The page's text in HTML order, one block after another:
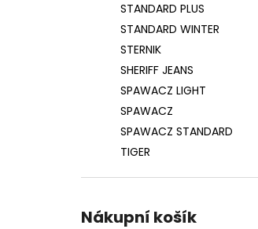
STANDARD PLUS
STANDARD WINTER
STERNIK
SHERIFF JEANS
SPAWACZ LIGHT
SPAWACZ
SPAWACZ STANDARD
TIGER
Nákupní košík